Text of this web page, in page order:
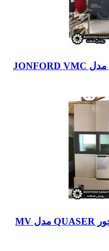
دستگاه فرز cnc سنتر عمودی مدل JONFORD VMC
دستگاه CNC فرزعمودی 3محور QUASER مدل MV